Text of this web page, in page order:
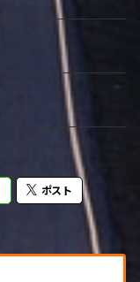
ポスト